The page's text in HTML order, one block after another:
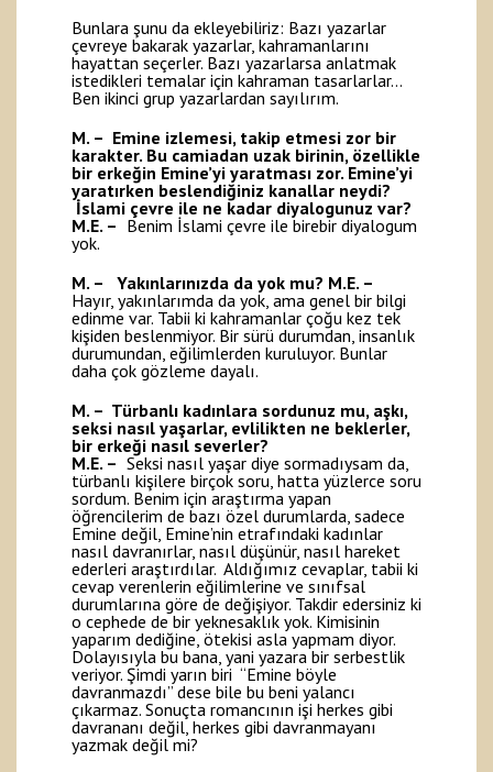
Bunlara şunu da ekleyebiliriz: Bazı yazarlar
çevreye bakarak yazarlar, kahramanlarını
hayattan seçerler. Bazı yazarlarsa anlatmak
istedikleri temalar için kahraman tasarlarlar…
Ben ikinci grup yazarlardan sayılırım.
M. – Emine izlemesi, takip etmesi zor bir
karakter. Bu camiadan uzak birinin, özellikle
bir erkeğin Emine’yi yaratması zor. Emine’yi
yaratırken beslendiğiniz kanallar neydi?
İslami çevre ile ne kadar diyalogunuz var?
M.E. – Benim İslami çevre ile birebir diyalogum
yok.
M. – Yakınlarınızda da yok mu? M.E. –
Hayır, yakınlarımda da yok, ama genel bir bilgi
edinme var. Tabii ki kahramanlar çoğu kez tek
kişiden beslenmiyor. Bir sürü durumdan, insanlık
durumundan, eğilimlerden kuruluyor. Bunlar
daha çok gözleme dayalı.
M. – Türbanlı kadınlara sordunuz mu, aşkı,
seksi nasıl yaşarlar, evlilikten ne beklerler,
bir erkeği nasıl severler?
M.E. – Seksi nasıl yaşar diye sormadıysam da,
türbanlı kişilere birçok soru, hatta yüzlerce soru
sordum. Benim için araştırma yapan
öğrencilerim de bazı özel durumlarda, sadece
Emine değil, Emine’nin etrafındaki kadınlar
nasıl davranırlar, nasıl düşünür, nasıl hareket
ederleri araştırdılar. Aldığımız cevaplar, tabii ki
cevap verenlerin eğilimlerine ve sınıfsal
durumlarına göre de değişiyor. Takdir edersiniz ki
o cephede de bir yeknesaklık yok. Kimisinin
yaparım dediğine, ötekisi asla yapmam diyor.
Dolayısıyla bu bana, yani yazara bir serbestlik
veriyor. Şimdi yarın biri “Emine böyle
davranmazdı” dese bile bu beni yalancı
çıkarmaz. Sonuçta romancının işi herkes gibi
davrananı değil, herkes gibi davranmayanı
yazmak değil mi?